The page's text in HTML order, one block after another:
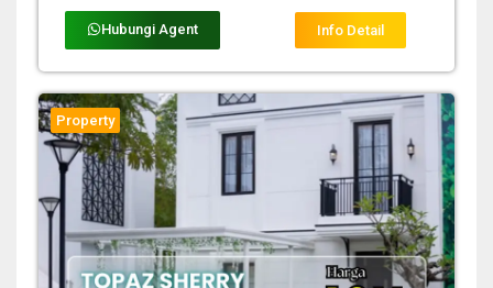
Hubungi Agent Info Detail
Property